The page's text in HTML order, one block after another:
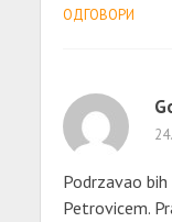
ОДГОВОРИ
Podrzavao
Petrovicem.